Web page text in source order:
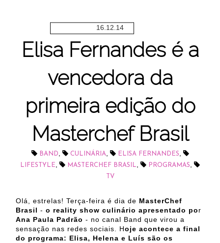
16.12.14
Elisa Fernandes é a
vencedora da
primeira edição do
Masterchef Brasil
BAND, CULINÁRIA, ELISA FERNANDES,
LIFESTYLE, MASTERCHEF BRASIL, PROGRAMAS,
TV
Olá, estrelas! Terça-feira é dia de MasterChef
Brasil - o reality show culinário apresentado por
Ana Paula Padrão - no canal Band que virou a
sensação nas redes sociais. Hoje acontece a final
do programa: Elisa, Helena e Luís são os